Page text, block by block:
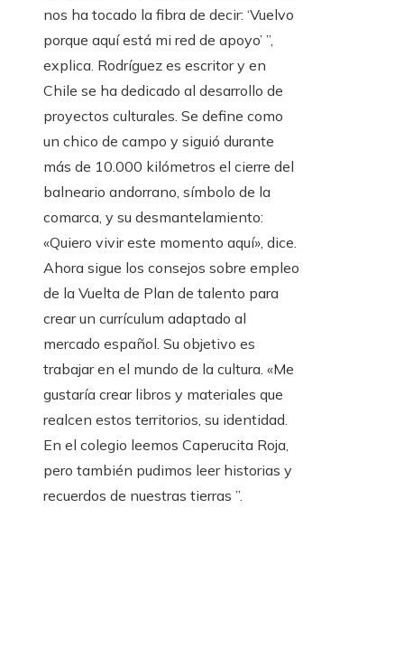
nos ha tocado la fibra de decir: ‘Vuelvo
porque aquí está mi red de apoyo’ ”,
explica. Rodríguez es escritor y en
Chile se ha dedicado al desarrollo de
proyectos culturales. Se define como
un chico de campo y siguió durante
más de 10.000 kilómetros el cierre del
balneario andorrano, símbolo de la
comarca, y su desmantelamiento:
«Quiero vivir este momento aquí», dice.
Ahora sigue los consejos sobre empleo
de la Vuelta de Plan de talento para
crear un currículum adaptado al
mercado español. Su objetivo es
trabajar en el mundo de la cultura. «Me
gustaría crear libros y materiales que
realcen estos territorios, su identidad.
En el colegio leemos Caperucita Roja,
pero también pudimos leer historias y
recuerdos de nuestras tierras ”.